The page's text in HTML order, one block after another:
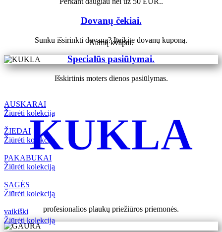
Namų kvapai.
KUKLA
profesionalios plaukų priežiūros priemonės.
Dovanų čekiai.
Sunku išsirinkti dovaną? Įteikite dovanų kuponą.
Specialūs pasiūlymai.
Išskirtinis moters dienos pasiūlymas.
AUSKARAI
Žiūrėti kolekciją
ŽIEDAI
Žiūrėti kolekciją
PAKABUKAI
Žiūrėti kolekciją
SAGĖS
Žiūrėti kolekciją
vaikiški
Žiūrėti kolekciją